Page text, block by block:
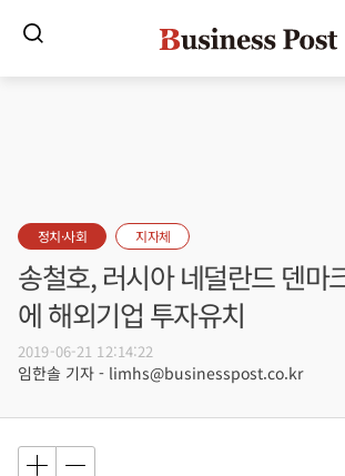
정치·사회 지자체
송철호, 러시아 네덜란드 덴마
에 해외기업 투자유치
2019-06-21 12:14:22
임한솔 기자 - limhs@businesspost.co.kr